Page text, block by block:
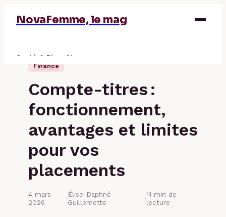
NovaFemme, le mag
Santé & Bien-être
Éducation & Emploi
Finance
Compte-titres :
fonctionnement,
avantages et limites
pour vos
placements
4 mars
2026
·Élise-Daphné
Guillemette
·11 min de
lecture